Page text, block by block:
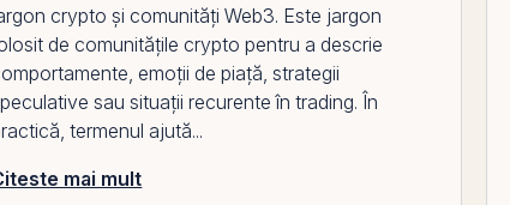
crypto și comunități Web3. Este jargon
de comunitățile crypto pentru a descrie
emoții de piață, strategii
sau situații recurente în trading. În
termenul ajută...
mai mult